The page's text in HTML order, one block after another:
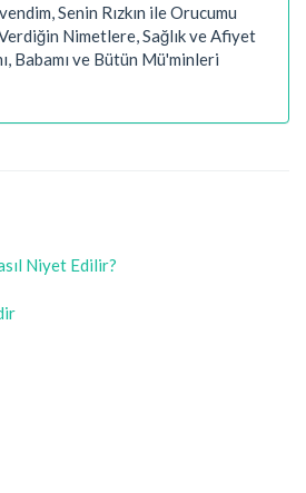
Senin Rızkın ile Orucumu
Nimetlere, Sağlık ve Afiyet
Babamı ve Bütün Mü'minleri
Niyet Edilir?